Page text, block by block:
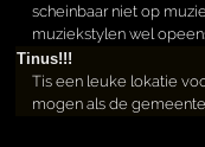
scheinbaar niet op
muziekstylen wel
Tinus!!!
Tis een leuke lokatie
mogen als de